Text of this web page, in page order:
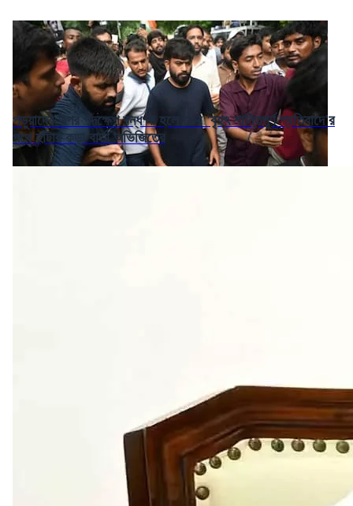
পড়ুয়াদের উপর পদক্ষেপ বন্ধ না হলে ফের 'বৃহৎ শান্তিপূর্ণ প্রতিবাদে'র
পথে হাঁটার কড়া বার্তা অভিজিতের